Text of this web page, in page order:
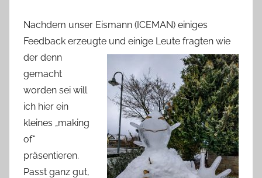
Nachdem unser Eismann (ICEMAN) einiges
Feedback erzeugte und einige Leute fragten wie
der denn
gemacht
worden sei will
ich hier ein
kleines „making
of“
präsentieren.
Passt ganz gut,